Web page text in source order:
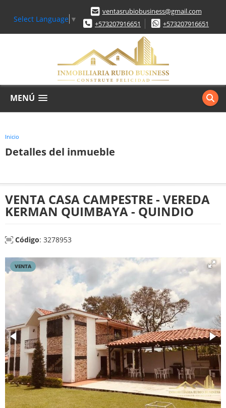
Select Language ▼
ventasrubiobusiness@gmail.com
+573207916651
+573207916651
MENÚ
Inicio
Detalles del inmueble
VENTA CASA CAMPESTRE - VEREDA
KERMAN QUIMBAYA - QUINDIO
Código: 3278953
VENTA